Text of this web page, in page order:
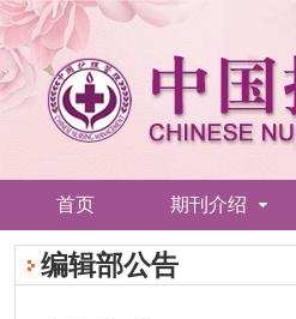
首页 期刊介绍
编辑部公告